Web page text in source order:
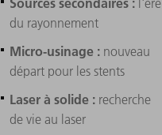
du rayonnement
Micro-usinage : nouveau
départ pour les stents
Laser à solide : recherche
de vie au laser